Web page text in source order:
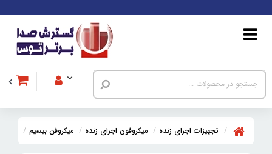
تجهیزات اجرای زنده میکروفون اجرای زنده میکروفن بیسیم